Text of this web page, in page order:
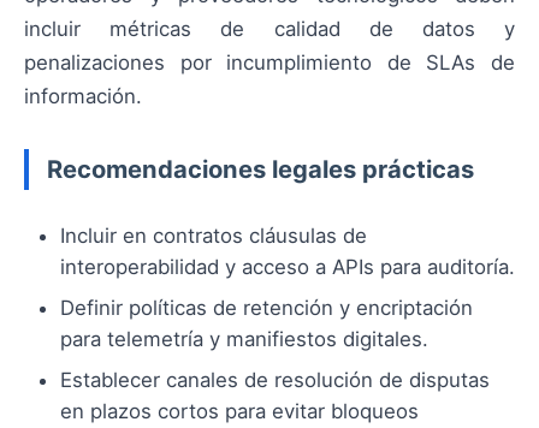
incluir métricas de calidad de datos y
penalizaciones por incumplimiento de SLAs de
información.
Recomendaciones legales prácticas
Incluir en contratos cláusulas de
interoperabilidad y acceso a APIs para auditoría.
Definir políticas de retención y encriptación
para telemetría y manifiestos digitales.
Establecer canales de resolución de disputas
en plazos cortos para evitar bloqueos